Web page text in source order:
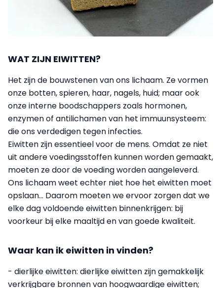
WAT ZIJN EIWITTEN?
Het zijn de bouwstenen van ons lichaam. Ze vormen
onze botten, spieren, haar, nagels, huid; maar ook
onze interne boodschappers zoals hormonen,
enzymen of antilichamen van het immuunsysteem:
die ons verdedigen tegen infecties.
Eiwitten zijn essentieel voor de mens. Omdat ze niet
uit andere voedingsstoffen kunnen worden gemaakt,
moeten ze door de voeding worden aangeleverd.
Ons lichaam weet echter niet hoe het eiwitten moet
opslaan... Daarom moeten we ervoor zorgen dat we
elke dag voldoende eiwitten binnenkrijgen: bij
voorkeur bij elke maaltijd en van goede kwaliteit.
Waar kan ik eiwitten in vinden?
- dierlijke eiwitten: dierlijke eiwitten zijn gemakkelijk
verkrijgbare bronnen van hoogwaardige eiwitten;